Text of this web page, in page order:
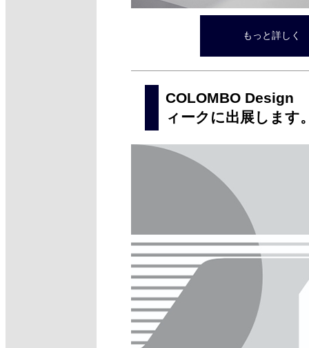
もっと詳し
COLOMBO Design
ィークに出展します